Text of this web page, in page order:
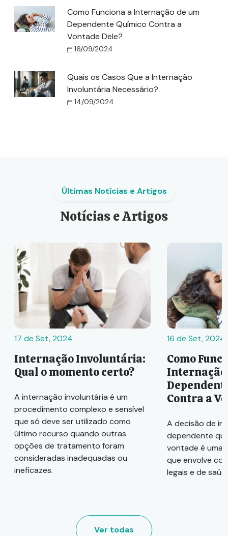
Como Funciona a Internação de um
Dependente Químico Contra a
Vontade Dele?
16/09/2024
Quais os Casos Que a Internação
Involuntária Necessário?
14/09/2024
Últimas Notícias e Artigos
Notícias e Artigos
17 de Set, 2024
Internação Involuntária:
Qual o momento certo?
A internação involuntária é um
procedimento complexo e sensível
que só deve ser utilizado como
último recurso quando outras
opções de tratamento foram
consideradas inadequadas ou
ineficazes.
16 de Set, 2024
Como
Internação
Contra a
A decisão de
dependente
vontade é uma
que envolve
legais e de
Ver todas